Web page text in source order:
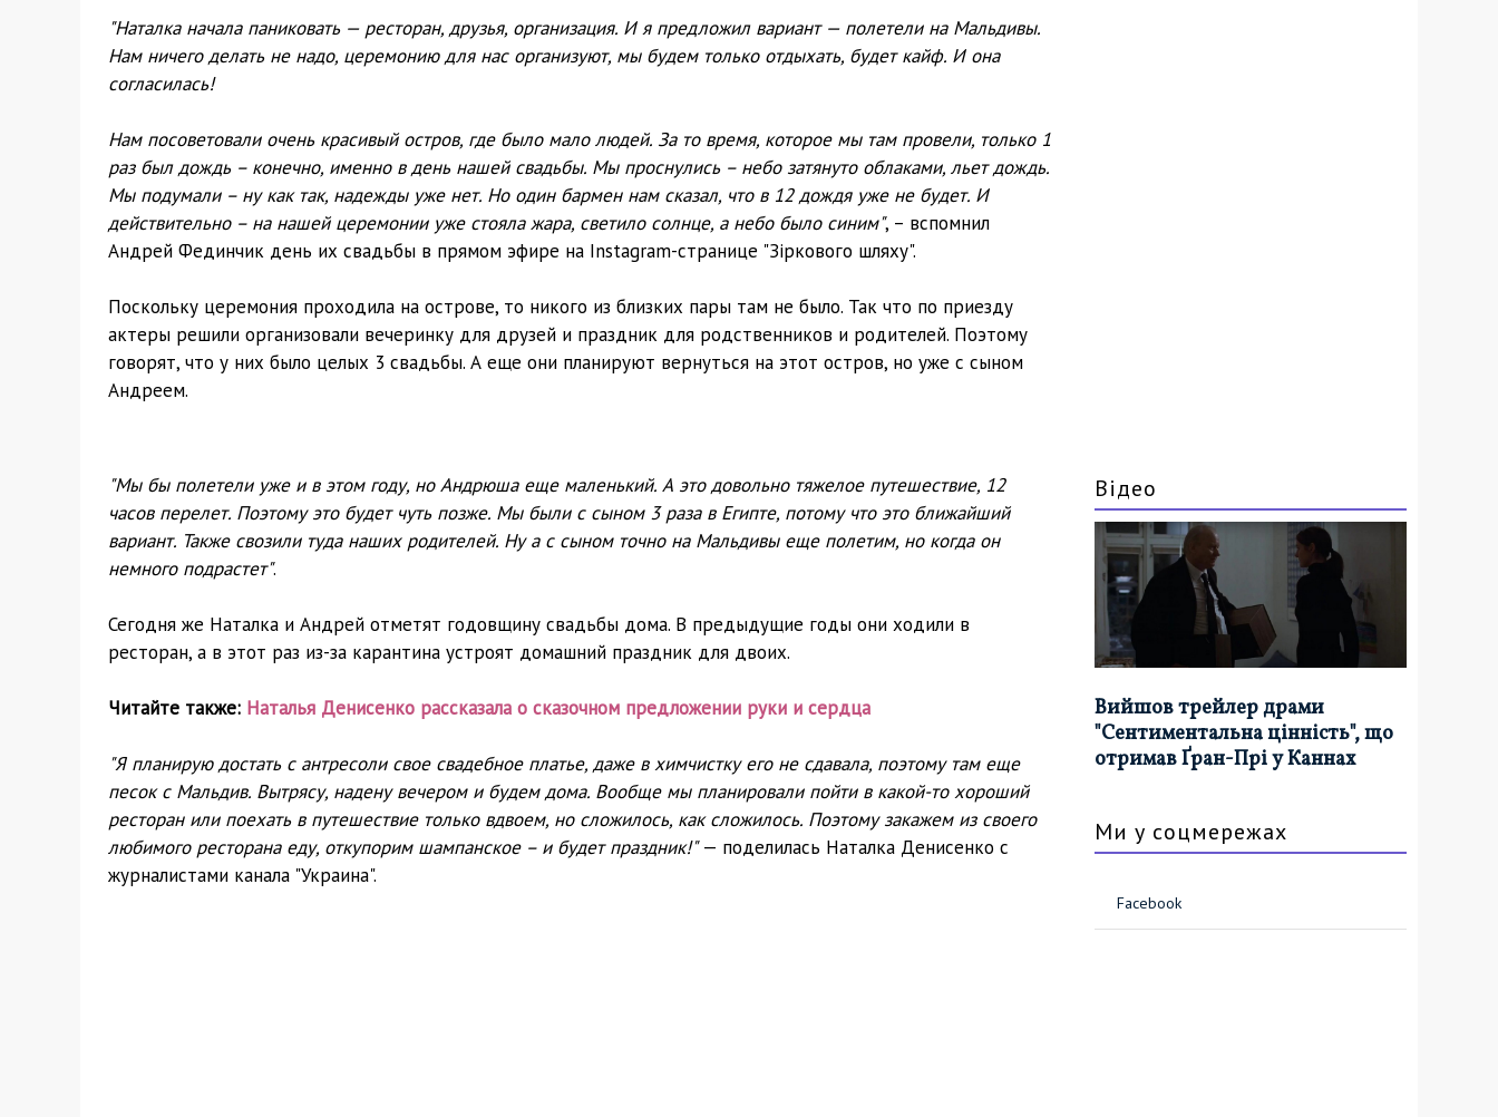
"Наталка начала паниковать — ресторан, друзья, организация. И я предложил вариант — полетели на Мальдивы.
Нам ничего делать не надо, церемонию для нас организуют, мы будем только отдыхать, будет кайф. И она
согласилась!
Нам посоветовали очень красивый остров, где было мало людей. За то время, которое мы там провели, только 1
раз был дождь – конечно, именно в день нашей свадьбы. Мы проснулись – небо затянуто облаками, льет дождь.
Мы подумали – ну как так, надежды уже нет. Но один бармен нам сказал, что в 12 дождя уже не будет. И
действительно – на нашей церемонии уже стояла жара, светило солнце, а небо было синим", – вспомнил
Андрей Фединчик день их свадьбы в прямом эфире на Instagram-странице "Зіркового шляху".
Поскольку церемония проходила на острове, то никого из близких пары там не было. Так что по приезду
актеры решили организовали вечеринку для друзей и праздник для родственников и родителей. Поэтому
говорят, что у них было целых 3 свадьбы. А еще они планируют вернуться на этот остров, но уже с сыном
Андреем.
"Мы бы полетели уже и в этом году, но Андрюша еще маленький. А это довольно тяжелое путешествие, 12
часов перелет. Поэтому это будет чуть позже. Мы были с сыном 3 раза в Египте, потому что это ближайший
вариант. Также свозили туда наших родителей. Ну а с сыном точно на Мальдивы еще полетим, но когда он
немного подрастет".
Сегодня же Наталка и Андрей отметят годовщину свадьбы дома. В предыдущие годы они ходили в
ресторан, а в этот раз из-за карантина устроят домашний праздник для двоих.
Читайте также: Наталья Денисенко рассказала о сказочном предложении руки и сердца
"Я планирую достать с антресоли свое свадебное платье, даже в химчистку его не сдавала, поэтому там еще
песок с Мальдив. Вытрясу, надену вечером и будем дома. Вообще мы планировали пойти в какой-то хороший
ресторан или поехать в путешествие только вдвоем, но сложилось, как сложилось. Поэтому закажем из своего
любимого ресторана еду, откупорим шампанское – и будет праздник!"— поделилась Наталка Денисенко с
журналистами канала "Украина".
Відео
Вийшов трейлер драми
"Сентиментальна цінність", що
отримав Ґран-Прі у Каннах
Ми у соцмережах
Facebook